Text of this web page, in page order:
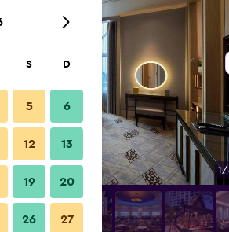
1/
S D
5 6
12 13
19 20
26 27